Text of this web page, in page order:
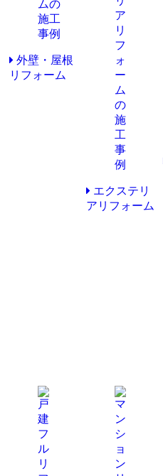
外壁・屋根
リフォーム
エクステリ
アリフォーム